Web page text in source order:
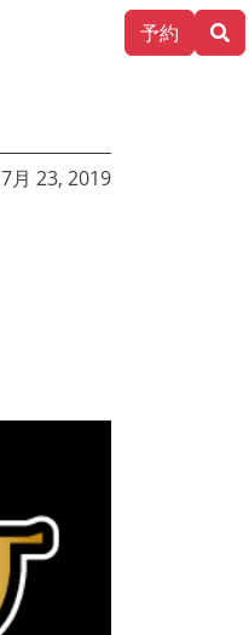
予約
7月 23, 2019